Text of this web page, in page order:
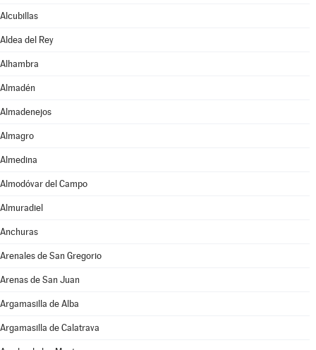
Alcubillas
Aldea del Rey
Alhambra
Almadén
Almadenejos
Almagro
Almedina
Almodóvar del Campo
Almuradiel
Anchuras
Arenales de San Gregorio
Arenas de San Juan
Argamasilla de Alba
Argamasilla de Calatrava